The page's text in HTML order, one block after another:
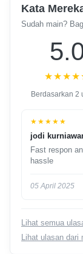
Kata
Sudah main?
Berdasarkan 2
★★★★★
jodi
Fast respon
hassle
05 April 2025
Lihat semua
Lihat ulasan dari